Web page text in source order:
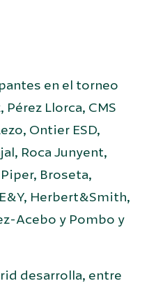
en el torneo
Llorca, CMS
Ontier ESD,
Roca Junyent,
Broseta,
Herbert&Smith,
Acebo y Pombo y
desarrolla, entre